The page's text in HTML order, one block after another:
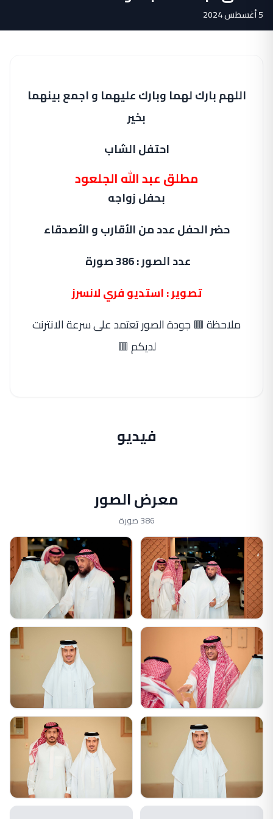
5 أغسطس 2024
اللهم بارك لهما وبارك عليهما و اجمع بينهما
بخير
احتفل الشاب
مطلق عبد الله الجلعود
بحفل زواجه
حضر الحفل عدد من الأقارب و الأصدقاء
عدد الصور : 386 صورة
تصوير : استديو فري لانسرز
ملاحظة 🟥 جودة الصور تعتمد على سرعة الانترنت
لديكم 🟥
فيديو
معرض الصور
386 صورة